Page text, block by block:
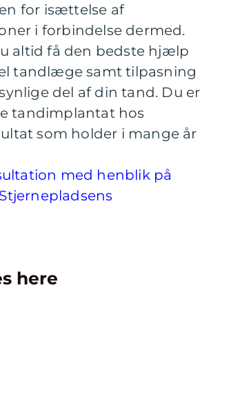
for isættelse af
i forbindelse dermed.
altid få den bedste hjælp
tandlæge samt tilpasning
del af din tand. Du er
tandimplantat hos
som holder i mange år
med henblik på
here